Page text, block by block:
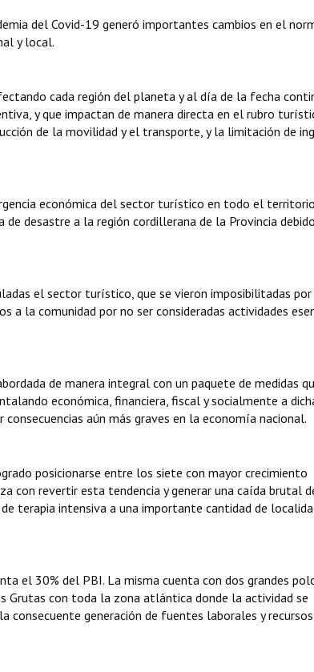
del Covid-19 generó importantes cambios en el
y local.
cada región del planeta y al día de la fecha
y que impactan de manera directa en el rubro
de la movilidad y el transporte, y la limitación de
económica del sector turístico en todo el
de desastre a la región cordillerana de la Provincia
el sector turístico, que se vieron imposibilitadas por
a la comunidad por no ser consideradas actividades
de manera integral con un paquete de medidas
económica, financiera, fiscal y socialmente a
aún más graves en la economía nacional.
posicionarse entre los siete con mayor crecimiento
con revertir esta tendencia y generar una caída brutal
terapia intensiva a una importante cantidad de
el 30% del PBI. La misma cuenta con dos grandes
Grutas con toda la zona atlántica donde la actividad se
generación de fuentes laborales y